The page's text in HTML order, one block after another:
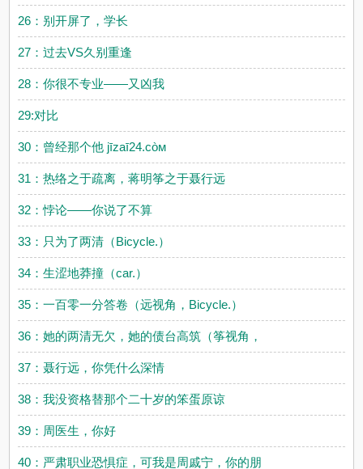
26：别开屏了，学长
27：过去VS久别重逢
28：你很不专业——又凶我
29:对比
30：曾经那个他 jīzaī24.còм
31：热络之于疏离，蒋明筝之于聂行远
32：悖论——你说了不算
33：只为了两清（Bicycle.）
34：生涩地莽撞（car.）
35：一百零一分答卷（远视角，Bicycle.）
36：她的两清无欠，她的债台高筑（筝视角，
37：聂行远，你凭什么深情
38：我没资格替那个二十岁的笨蛋原谅
39：周医生，你好
40：严肃职业恐惧症，可我是周戚宁，你的朋